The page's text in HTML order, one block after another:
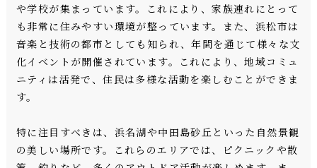
や学校が集まっています。これにより、家族連れにとって
も非常に住みやすい環境が整っています。また、浜松市は
音楽と技術の都市としても知られ、年間を通じて様々な文
化イベントが開催されています。これにより、地域コミュ
ニティは活発で、住民は多様な活動を楽しむことができま
す。
特に注目すべきは、浜名湖や中田島砂丘といった自然景観
の美しい場所です。これらのエリアでは、ピクニックや散